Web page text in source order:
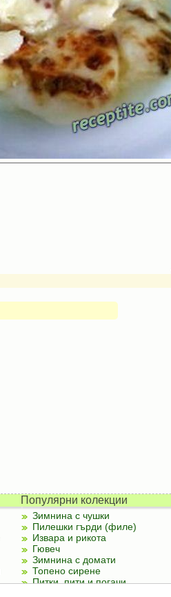
Популярни колекции
Зимнина с чушки
Пилешки гърди (филе)
Извара и рикота
Гювеч
Зимнина с домати
Топено сирене
Питки, пити и погачи